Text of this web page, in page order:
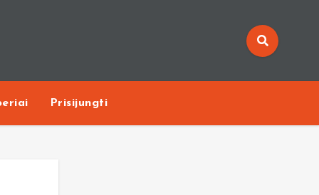
Prisijungti